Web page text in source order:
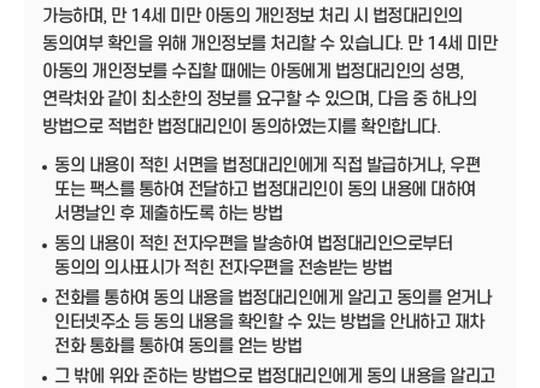
가능하며, 만 14세 미만 아동의 개인정보 처리 시 법정대리인의
동의여부 확인을 위해 개인정보를 처리할 수 있습니다. 만 14세 미만
아동의 개인정보를 수집할 때에는 아동에게 법정대리인의 성명,
연락처와 같이 최소한의 정보를 요구할 수 있으며, 다음 중 하나의
방법으로 적법한 법정대리인이 동의하였는지를 확인합니다.
동의 내용이 적힌 서면을 법정대리인에게 직접 발급하거나, 우편
또는 팩스를 통하여 전달하고 법정대리인이 동의 내용에 대하여
서명날인 후 제출하도록 하는 방법
동의 내용이 적힌 전자우편을 발송하여 법정대리인으로부터
동의의 의사표시가 적힌 전자우편을 전송받는 방법
전화를 통하여 동의 내용을 법정대리인에게 알리고 동의를 얻거나
인터넷주소 등 동의 내용을 확인할 수 있는 방법을 안내하고 재차
전화 통화를 통하여 동의를 얻는 방법
그 밖에 위와 준하는 방법으로 법정대리인에게 동의 내용을 알리고